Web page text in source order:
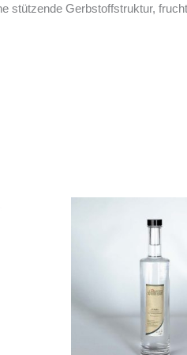
stützende Gerbstoffstruktur,